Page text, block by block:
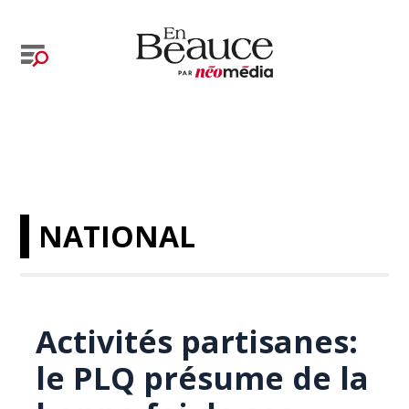
NATIONAL
Activités partisanes:
le PLQ présume de la